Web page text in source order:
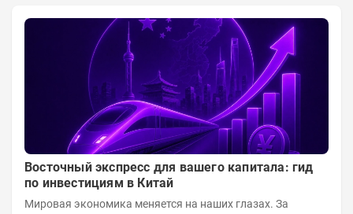
Восточный экспресс для вашего капитала: гид
по инвестициям в Китай
Мировая экономика меняется на наших глазах. За